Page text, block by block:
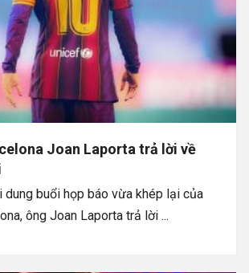
Joan Laporta trả lời về
dung buổi họp báo vừa khép lại của
ông Joan Laporta trả lời ...